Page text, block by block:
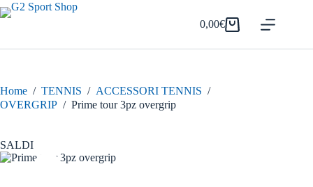
Salta
al
Carrello
0,00€
Home / TENNIS / ACCESSORI TENNIS /
OVERGRIP / Prime tour 3pz overgrip
SALDI